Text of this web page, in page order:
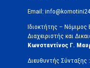
Email:
Ιδιοκτήτης –
Διαχειριστής και
Κωνσταντίνος Γ.
Διευθυντής Σύνταξης :